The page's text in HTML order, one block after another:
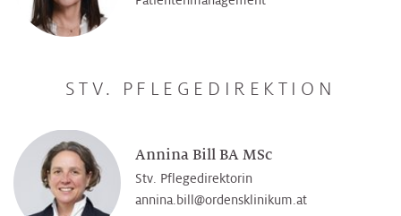
STV. PFLEGEDIREKTION
Annina Bill BA MSc
Stv. Pflegedirektorin
annina.bill@­ordensklinikum.at